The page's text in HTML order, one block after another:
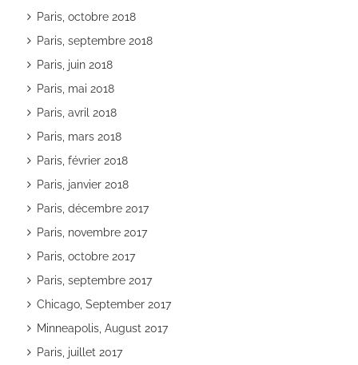
Paris, octobre 2018
Paris, septembre 2018
Paris, juin 2018
Paris, mai 2018
Paris, avril 2018
Paris, mars 2018
Paris, février 2018
Paris, janvier 2018
Paris, décembre 2017
Paris, novembre 2017
Paris, octobre 2017
Paris, septembre 2017
Chicago, September 2017
Minneapolis, August 2017
Paris, juillet 2017